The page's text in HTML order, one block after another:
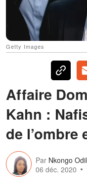
Getty Images
Affaire
Kahn :
de l’ombre
Par Nkongo
06 déc. 2020